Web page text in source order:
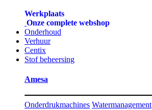
Werkplaats
Onze complete webshop
Onderhoud
Verhuur
Centix
Stof beheersing
Amesa
Onderdrukmachines Watermanagement